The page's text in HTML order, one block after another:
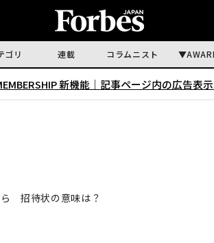
ゴリ 連載 コラムニスト
新機能｜ 記事ページ内の広告表
招待状の意味は？